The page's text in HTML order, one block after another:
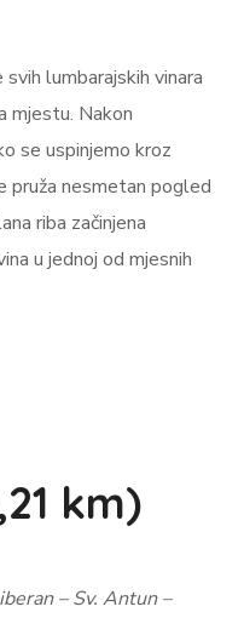
lumbarajskih vinara
mjestu. Nakon
se uspinjemo kroz
pruža nesmetan pogled
riba začinjena
u jednoj od mjesnih
km)
– Sv. Antun –